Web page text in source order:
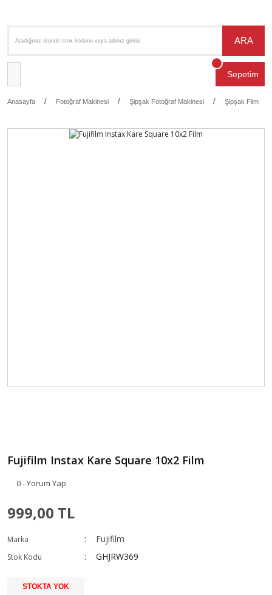
ARA
Sepetim
Anasayfa Fotoğraf Makinesi Şipşak Fotoğraf Makinesi Şipşak Film
Fujifilm Instax Kare Square 10x2 Film
0 - Yorum Yap
999,00 TL
Marka Fujifilm
Stok Kodu GHJRW369
STOKTA YOK